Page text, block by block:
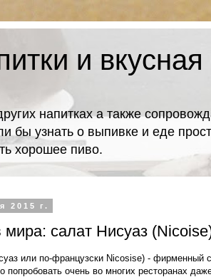
и
напитках а также
бы узнать о выпивке и еде
хорошее пиво.
2015 г.
мира: салат Нисуаз
или по-французски Nicosise) - фирменный
попробовать очень во многих ресторанах